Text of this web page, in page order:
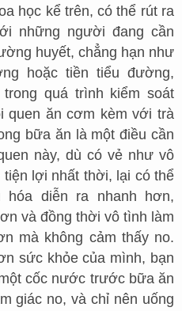
học kể trên, có thể rút ra
những người đang cần
huyết, chẳng hạn như
hoặc tiền tiểu đường,
quá trình kiểm soát
quen ăn cơm kèm với trà
bữa ăn là một điều cần
này, dù có vẻ như vô
lợi nhất thời, lại có thể
hóa diễn ra nhanh hơn,
và đồng thời vô tình làm
mà không cảm thấy no.
sức khỏe của mình, bạn
cốc nước trước bữa ăn
giác no, và chỉ nên uống